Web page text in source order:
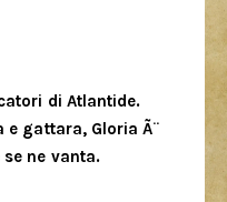
di Atlantide.
gattara, Gloria Ã¨
ne vanta.